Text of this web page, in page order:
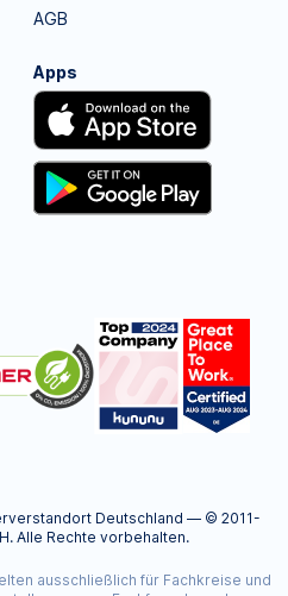
AGB
Apps
Deutschland — © 2011-
Alle Rechte vorbehalten.
ausschließlich für Fachkreise und